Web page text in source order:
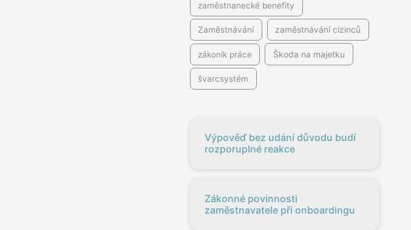
zaměstnanecké benefity
Zaměstnávání zaměstnávání cizinců
zákoník práce Škoda na majetku
švarcsystém
Výpověď bez udání důvodu budí
rozporuplné reakce
Zákonné povinnosti
zaměstnavatele při onboardingu